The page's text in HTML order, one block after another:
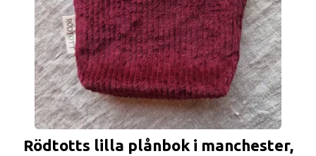
Rödtotts lilla plånbok i manchester,